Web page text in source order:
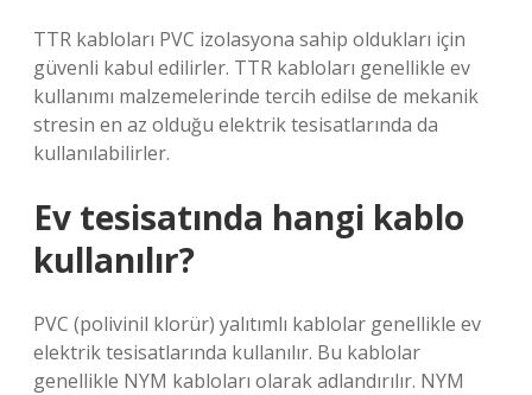
TTR kabloları PVC izolasyona sahip oldukları için
güvenli kabul edilirler. TTR kabloları genellikle ev
kullanımı malzemelerinde tercih edilse de mekanik
stresin en az olduğu elektrik tesisatlarında da
kullanılabilirler.
Ev tesisatında hangi kablo
kullanılır?
PVC (polivinil klorür) yalıtımlı kablolar genellikle ev
elektrik tesisatlarında kullanılır. Bu kablolar
genellikle NYM kabloları olarak adlandırılır. NYM